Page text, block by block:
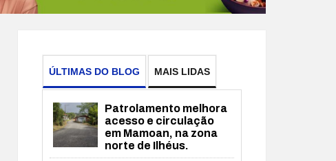
ÚLTIMAS DO BLOG MAIS LIDAS
Patrolamento melhora
acesso e circulação
em Mamoan, na zona
norte de Ilhéus.